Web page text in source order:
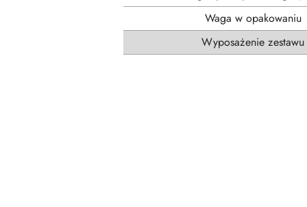
Waga w opakowaniu
Wyposażenie zestawu